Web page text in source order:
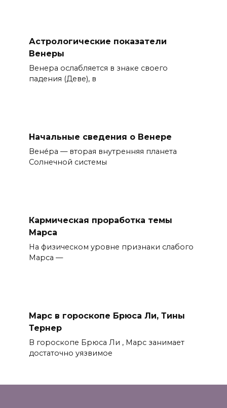
Астрологические показатели
Венеры
Венера ослабляется в знаке своего
падения (Деве), в
Начальные сведения о Венере
Вене́ра — вторая внутренняя планета
Солнечной системы
Кармическая проработка темы
Марса
На физическом уровне признаки слабого
Марса —
Марс в гороскопе Брюса Ли, Тины
Тернер
В гороскопе Брюса Ли , Марс занимает
достаточно уязвимое